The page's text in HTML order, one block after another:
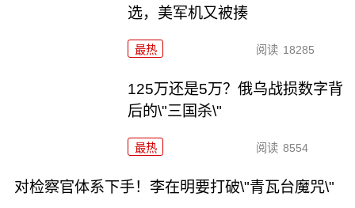
选，美军机又被揍
最热 阅读 18285
125万还是5万？俄乌战损数字背
后的\"三国杀\"
最热 阅读 8554
对检察官体系下手！李在明要打破\"青瓦台魔咒\"